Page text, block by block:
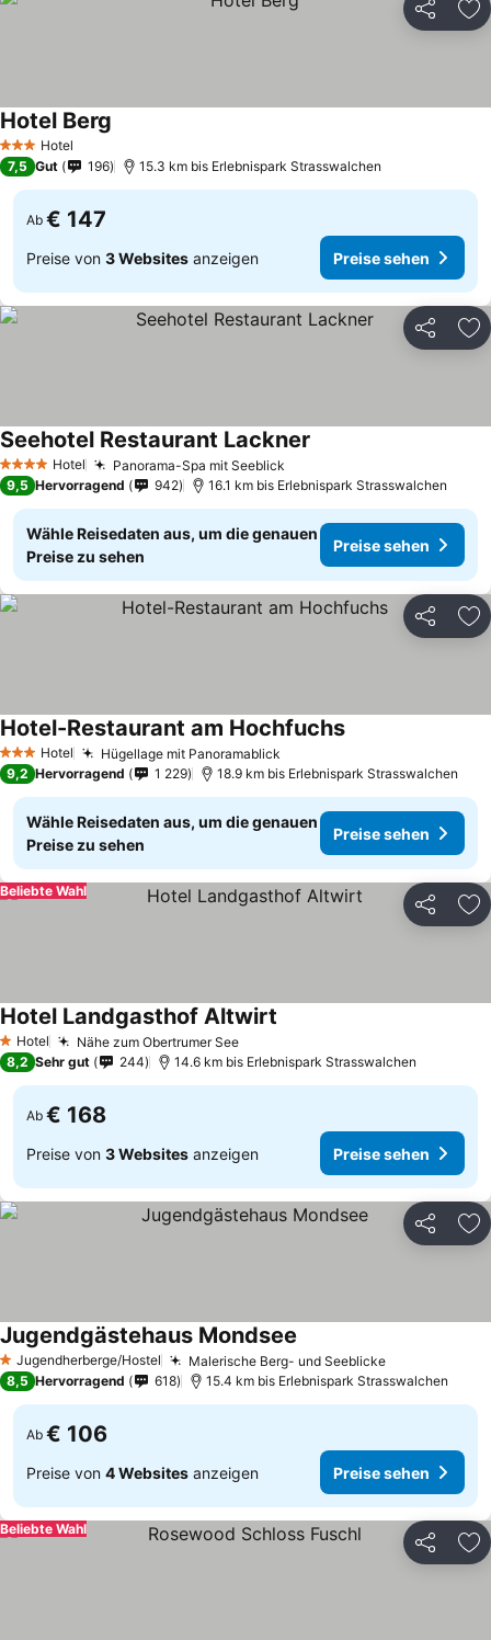
Teilen
3 SterneHotel
Hotel Berg
7,5 Gut 196 15.3 km bis Erlebnispark Strasswalchen
Ab € 147
Preise von 3 Websites anzeigen Preise sehen
Teilen
4 Sterne Hotel Panorama-Spa mit Seeblick
Seehotel Restaurant Lackner
9,5 Hervorragend 942 16.1 km bis Erlebnispark Strasswalchen
Wähle Reisedaten aus, um die genauen
Preise zu sehen
Preise sehen
Teilen
3 SterneHotel Hügellage mit Panoramablick
Hotel-Restaurant am HochfuchsPreise sehen
9,2 Hervorragend 1 229 18.9 km bis Erlebnispark Strasswalchen
Wähle Reisedaten aus, um die genauen
Preise zu sehen
Preise sehen
Teilen
Beliebte Wahl
1 Sterne
Hotel Nähe zum Obertrumer SeePreise sehen
Hotel Landgasthof Altwirt
8,2 Sehr gut 244 14.6 km bis Erlebnispark Strasswalchen
Ab € 168
Preise von 3 Websites anzeigen Preise sehen
Teilen
1 Sterne
Jugendherberge/Hostel Malerische Berg- und SeeblickePreise sehen
Jugendgästehaus Mondsee
8,5 Hervorragend 618 15.4 km bis Erlebnispark Strasswalchen
Ab € 106
Preise von 4 Websites anzeigen Preise sehen
Teilen
Beliebte Wahl